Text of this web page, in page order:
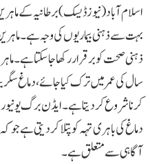
اسلام آباد(نیوزڈیسک)برطانیہ کے
بہت سے ذہنی بیماریوں کی وجہ ہے۔
ذہنی صحت کو برقرار رکھا جا سکتا
سال کی عمر میں ترک کیا جائے، دماغ
کرنا شروع کر دیتا ہے۔ ایڈن برگ
دماغ کی باہری تہہ کو پتلا کر دیتی ہے
آگاہی سے متعلق ہے۔